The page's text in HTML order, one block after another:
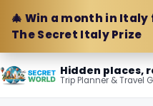
🎄 Win a month in Italy
The Secret Italy Prize
Hidden places,
Trip Planner & Travel